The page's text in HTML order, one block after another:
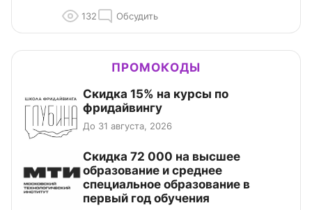
132 Обсудить
ПРОМОКОДЫ
Скидка 15% на курсы по
фридайвингу
До 31 августа, 2026
Скидка 72 000 на высшее
образование и среднее
специальное образование в
первый год обучения